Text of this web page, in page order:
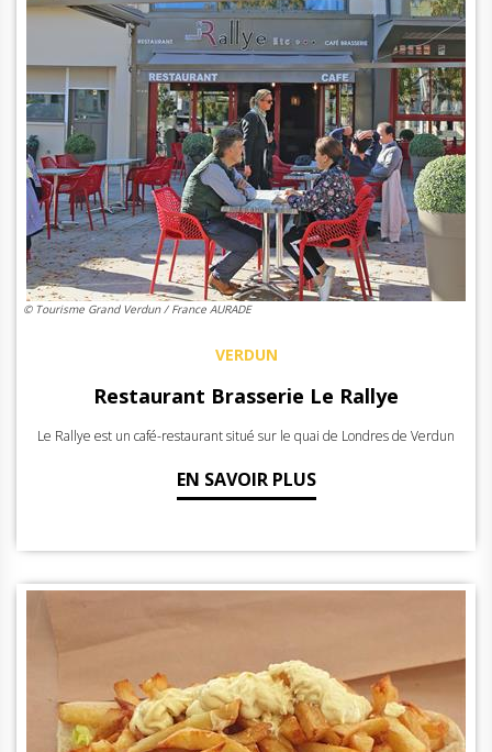
© Tourisme Grand Verdun / France AURADE
VERDUN
Restaurant Brasserie Le Rallye
Le Rallye est un café-restaurant situé sur le quai de Londres de Verdun
EN SAVOIR PLUS